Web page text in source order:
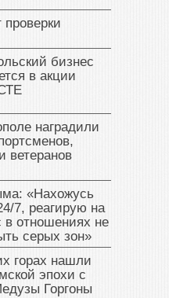
бизнес
в акции
наградили
ветеранов
«Нахожусь
7, реагирую на
в отношениях не
серых зон»
горах нашли
эпохи с
Горгоны